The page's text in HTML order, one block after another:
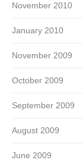
November 2010
January 2010
November 2009
October 2009
September 2009
August 2009
June 2009